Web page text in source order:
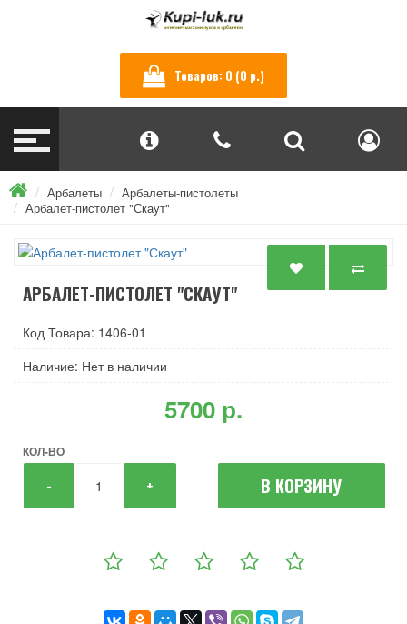
Товаров: 0 (0 р.)
Арбалеты
Арбалеты-пистолеты
Арбалет-пистолет "Скаут"
АРБАЛЕТ-ПИСТОЛЕТ "СКАУТ"
Код Товара: 1406-01
Наличие: Нет в наличии
5700 р.
КОЛ-ВО
- + В КОРЗИНУ